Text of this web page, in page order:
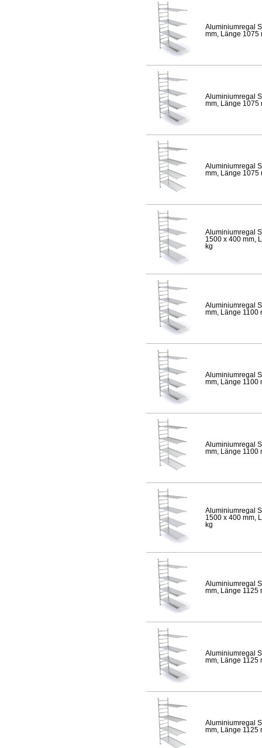
Aluminiumregal
mm, Länge 1075
Aluminiumregal
mm, Länge 1075
Aluminiumregal
mm, Länge 1075
Aluminiumregal
1500 x 400 mm,
kg
Aluminiumregal
mm, Länge 1100
Aluminiumregal
mm, Länge 1100
Aluminiumregal
mm, Länge 1100
Aluminiumregal
1500 x 400 mm,
kg
Aluminiumregal
mm, Länge 1125
Aluminiumregal
mm, Länge 1125
Aluminiumregal
mm, Länge 1125